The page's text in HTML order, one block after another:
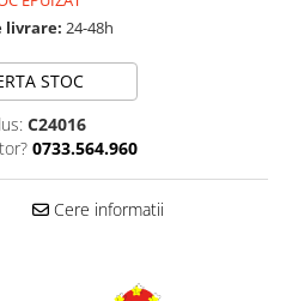
livrare: 24-48h
STOC
C24016
0733.564.960
Cere informatii